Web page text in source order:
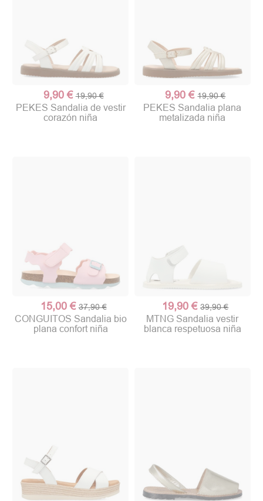
9,90 € 19,90 €
PEKES Sandalia de vestir
corazón niña
9,90 € 19,90 €
PEKES Sandalia plana
metalizada niña
15,00 € 37,90 €
CONGUITOS Sandalia bio
plana confort niña
19,90 € 39,90 €
MTNG Sandalia vestir
blanca respetuosa niña